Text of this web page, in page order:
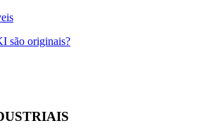
são originais?